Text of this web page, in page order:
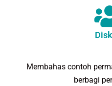
Membahas contoh
berbagi